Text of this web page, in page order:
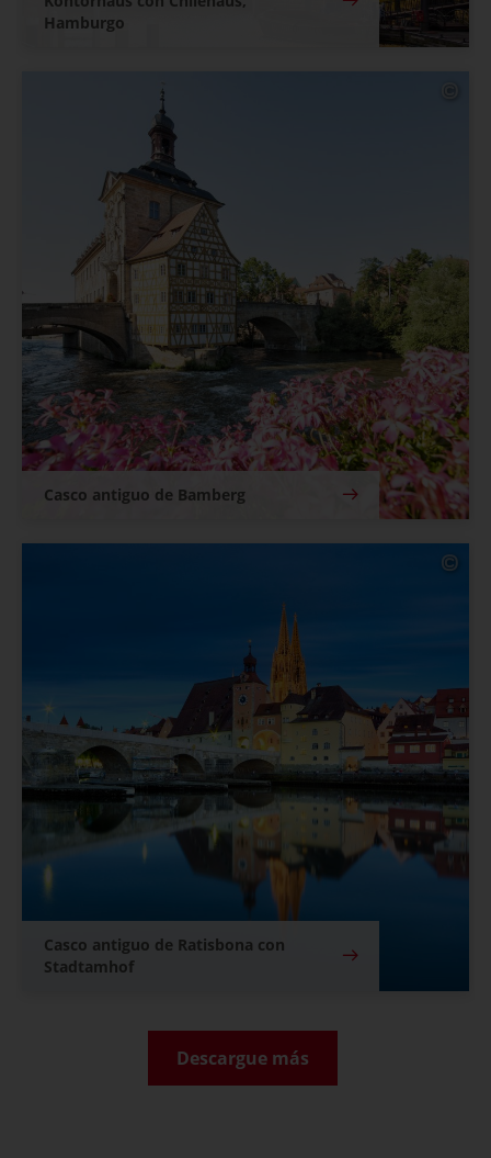
Hamburgo
Casco antiguo de Bamberg
Casco antiguo de Ratisbona con
Stadtamhof
Descargue más